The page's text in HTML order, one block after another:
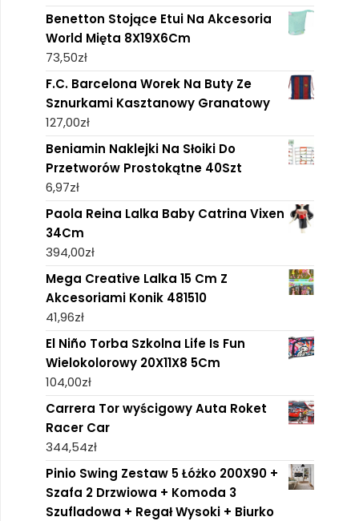
Benetton Stojące Etui Na Akcesoria
World Mięta 8X19X6Cm
73,50zł
F.C. Barcelona Worek Na Buty Ze
Sznurkami Kasztanowy Granatowy
127,00zł
Beniamin Naklejki Na Słoiki Do
Przetworów Prostokątne 40Szt
6,97zł
Paola Reina Lalka Baby Catrina Vixen
34Cm
394,00zł
Mega Creative Lalka 15 Cm Z
Akcesoriami Konik 481510
41,96zł
El Niño Torba Szkolna Life Is Fun
Wielokolorowy 20X11X8 5Cm
104,00zł
Carrera Tor wyścigowy Auta Roket
Racer Car
344,54zł
Pinio Swing Zestaw 5 Łóżko 200X90 +
Szafa 2 Drzwiowa + Komoda 3
Szufladowa + Regał Wysoki + Biurko